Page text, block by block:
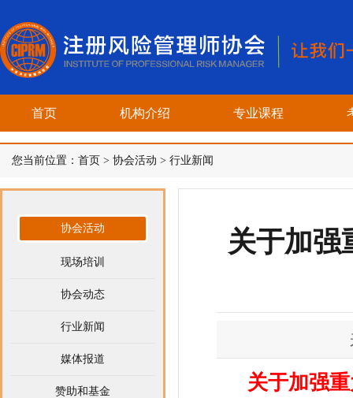
首页 机构介绍 专业课程
您当前位置： 首页 > 协会活动 > 行业新闻
关于加强
关于加强
协会活动
现场培训
协会动态
行业新闻
媒体报道
赞助和基金